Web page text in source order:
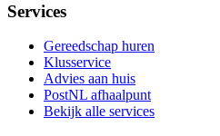
Services
Gereedschap huren
Klusservice
Advies aan huis
PostNL afhaalpunt
Bekijk alle services